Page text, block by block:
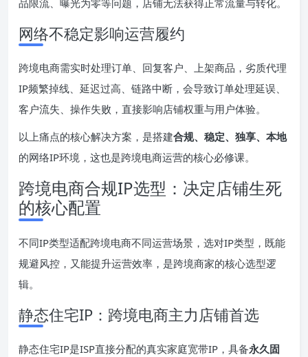
品限流、曝光为零等问题，店铺无法获得正常流量与转化。
网络不稳定影响运营履约
跨境电商需实时处理订单、回复客户、上架商品，劣质代理
IP频繁掉线、延迟过高、链路中断，会导致订单处理延误、
客户流失、操作失败，直接影响店铺权重与用户体验。
以上痛点的核心解决方案，是搭建合规、稳定、独享、本地
的网络IP环境，这也是跨境电商运营的核心必修课。
跨境电商合规IP选型：决定店铺生死
的核心配置
不同IP类型适配跨境电商不同运营场景，选对IP类型，既能
规避风控，又能提升运营效率，是跨境商家的核心选型逻
辑。
静态住宅IP：跨境电商主力店铺首选
静态住宅IP是ISP直接分配的真实家庭宽带IP，具备永久固